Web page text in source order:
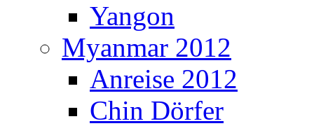
Yangon
Myanmar 2012
Anreise 2012
Chin Dörfer